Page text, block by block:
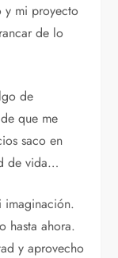
y mi proyecto
de lo
de
que me
saco en
de vida…
imaginación.
hasta ahora.
y aprovecho